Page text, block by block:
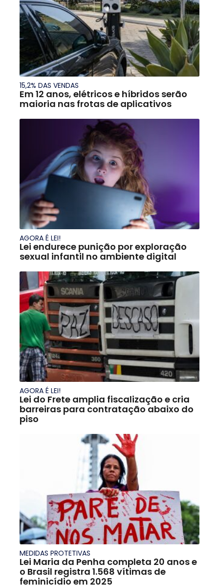
15,2% DAS VENDAS
Em 12 anos, elétricos e híbridos serão
maioria nas frotas de aplicativos
AGORA É LEI!
Lei endurece punição por exploração
sexual infantil no ambiente digital
AGORA É LEI!
Lei do Frete amplia fiscalização e cria
barreiras para contratação abaixo do
piso
MEDIDAS PROTETIVAS
Lei Maria da Penha completa 20 anos e
o Brasil registra 1.568 vítimas de
feminicídio em 2025